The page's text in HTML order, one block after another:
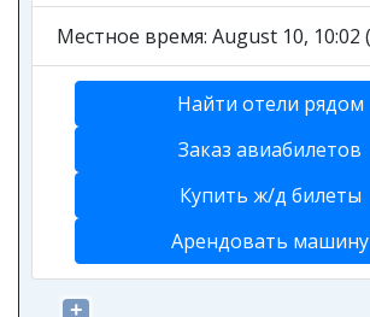
Местное время: August 10, 10:02
Найти отели рядом
Заказ авиабилетов
Купить ж/д билеты
Арендовать машину
+